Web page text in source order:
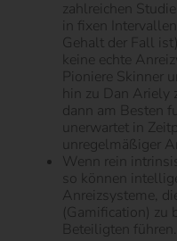
zahlreichen
in fixen
Gehalt der Fall
keine echte
Pioniere Skinner
hin zu Dan Ariely
dann am Besten
unerwartet in
unregelmäßiger
Wenn rein
so können
Anreizsysteme,
(Gamification) zu
Beteiligten führen.